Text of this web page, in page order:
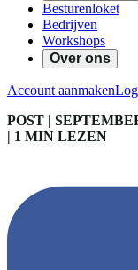
Besturenloket
Bedrijven
Workshops
Over ons
Account aanmaken
POST |
| 1 MIN LEZEN